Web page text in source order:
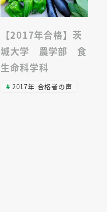
【2017年合格】茨
城大学 農学部 食
生命科学科
2017年 合格者の声